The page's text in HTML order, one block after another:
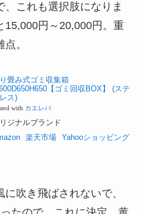
これも選択肢になりま
15,000円～20,000円。重
。
畳み式ゴミ収集箱
【ゴミ回収BOX】 (ステ
ス)
with カエレバ
ジナルブランド
楽天市場 Yahooショッピング
吹き飛ばされないで、